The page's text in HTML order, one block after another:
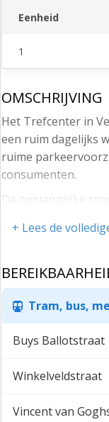
Eenheid
1
OMSCHRIJVING
Het Trefcenter in
een ruim dagelijks
ruime
consumenten.
De omvangrijke
XXL begin 2025
- Ruim 50 winkels
- gelegen aan de
- ca. 6 miljoen
- ruime onbetaalde
+ Lees de
Tram, bus,
Buys Ballotstraat
Winkelveldstraat
Vincent van